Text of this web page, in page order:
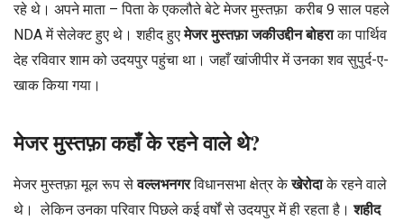
रहे थे। अपने माता – पिता के एकलौते बेटे मेजर मुस्तफ़ा करीब 9 साल पहले
NDA में सेलेक्ट हुए थे। शहीद हुएमेजर मुस्तफ़ा जकीउद्दीन बोहराका पार्थिव
देह रविवार शाम को उदयपुर पहुंचा था। जहाँ खांजीपीर में उनका शव सुपुर्द-ए-
खाक किया गया।
मेजर मुस्तफ़ा कहाँ के रहने वाले थे?
मेजर मुस्तफ़ा मूल रूप सेवल्लभनगरविधानसभा क्षेत्र केखेरोदाके रहने वाले
थे। लेकिन उनका परिवार पिछले कई वर्षों से उदयपुर में ही रहता है।शहीद